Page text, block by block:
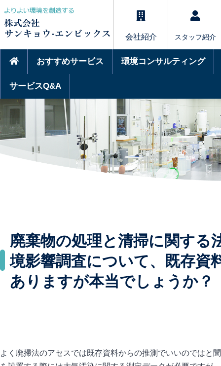
スタッフ紹介
会社紹介
おすすめサービス 環境コンサルティング
サービスQ&A
廃棄物の処理と清掃に関する
境影響調査について、既存
ありますが本当でしょうか？
よく廃掃法のアセスでは既存資料からの推測でいいのではと